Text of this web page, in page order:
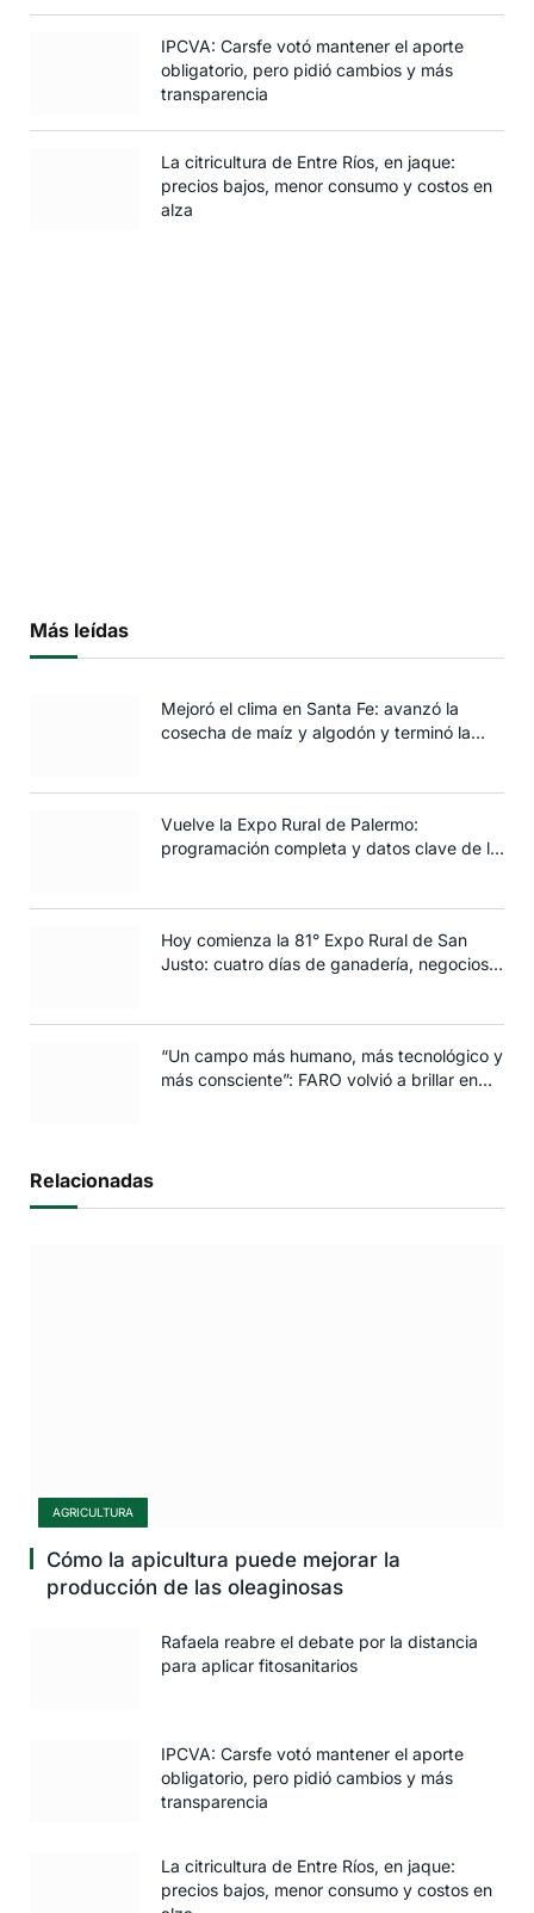
IPCVA: Carsfe votó mantener el aporte
obligatorio, pero pidió cambios y más
transparencia
La citricultura de Entre Ríos, en jaque:
precios bajos, menor consumo y costos en
alza
Más leídas
Mejoró el clima en Santa Fe: avanzó la
cosecha de maíz y algodón y terminó la
Vuelve la Expo Rural de Palermo:
programación completa y datos clave de la
Hoy comienza la 81° Expo Rural de San
Justo: cuatro días de ganadería, negocios y
“Un campo más humano, más tecnológico y
más consciente”: FARO volvió a brillar en
Relacionadas
AGRICULTURA
Cómo la apicultura puede mejorar la
producción de las oleaginosas
Rafaela reabre el debate por la distancia
para aplicar fitosanitarios
IPCVA: Carsfe votó mantener el aporte
obligatorio, pero pidió cambios y más
transparencia
La citricultura de Entre Ríos, en jaque:
precios bajos, menor consumo y costos en